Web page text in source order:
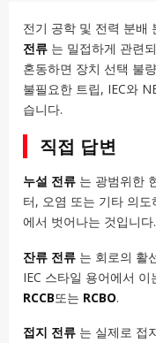
전기 공학 및 전력 분배
전류 는 밀접하게 관련
혼동하면 장치 선택 불
불필요한 트립, IEC와
습니다.
직접 답변
누설 전류 는 광범위한
터, 오염 또는 기타 의
에서 벗어나는 것입니다.
잔류 전류 는 회로의 활
IEC 스타일 용어에서
RCCB또는 RCBO.
접지 전류 는 실제로 접